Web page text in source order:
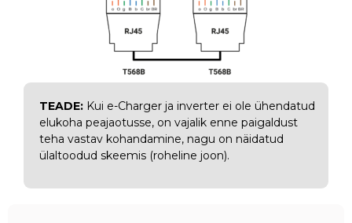
TEADE: Kui e-Charger ja inverter ei ole ühendatud
elukoha peajaotusse, on vajalik enne paigaldust
teha vastav kohandamine, nagu on näidatud
ülaltoodud skeemis (roheline joon).